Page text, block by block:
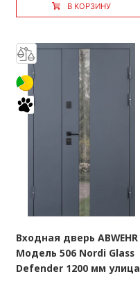
В КОРЗИНУ
Входная дверь ABWEHR
Модель 506 Nordi Glass
Defender 1200 мм улица